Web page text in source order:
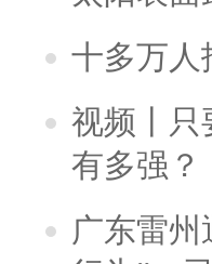
十多万人
视频丨只
有多强？
广东雷